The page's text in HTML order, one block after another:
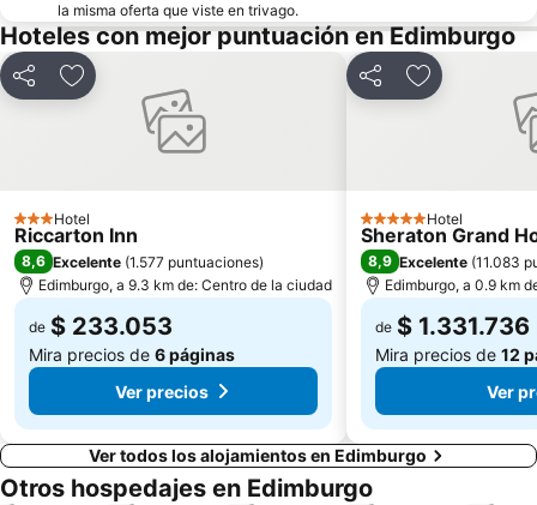
la misma oferta que viste en trivago.
Hoteles con mejor puntuación en Edimburgo
CompartirAgregar a favoritos
3 Estrellas
Hotel
Riccarton Inn
8,6 Excelente (1.577 puntuaciones)
Edimburgo, a 9.3 km de: Centro de la ciudad
de $ 233.053
Mira precios de 6 páginas
Ver precios
CompartirAgregar a
5 EstrellasHotel
Sheraton Grand
8,9 Excelente (11.083
Edimburgo, a 0.9 km
de $ 1.331.736
Mira precios de 12
Ver
Ver todos los alojamientos en Edimburgo
Otros hospedajes en Edimburgo